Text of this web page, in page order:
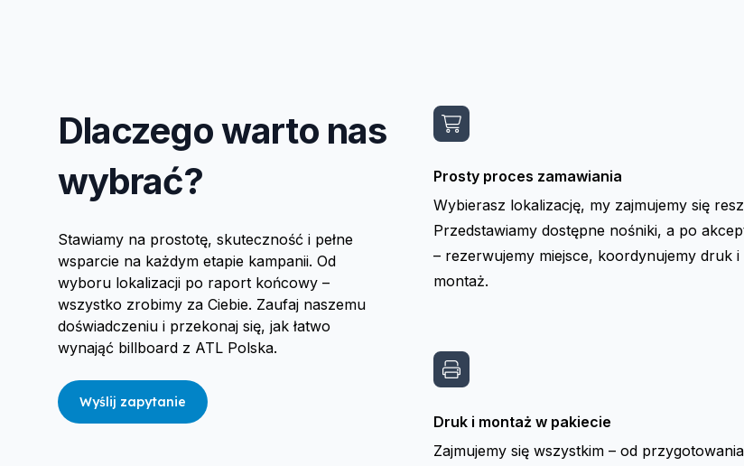
Dlaczego warto nas
wybrać?
Stawiamy na prostotę, skuteczność i pełne
wsparcie na każdym etapie kampanii. Od
wyboru lokalizacji po raport końcowy –
wszystko zrobimy za Ciebie. Zaufaj naszemu
doświadczeniu i przekonaj się, jak łatwo
wynająć billboard z ATL Polska.
Wyślij zapytanie
Prosty proces zamawiania
Wybierasz lokalizację, my zajmujemy się
Przedstawiamy dostępne nośniki, a po
– rezerwujemy miejsce, koordynujemy druk i
montaż.
Druk i montaż w pakiecie
Zajmujemy się wszystkim – od przygotowania